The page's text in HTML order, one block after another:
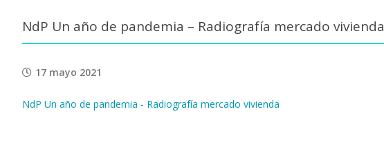
NdP Un año de pandemia – Radiografía mercado vivienda
17 mayo 2021
NdP Un año de pandemia - Radiografía mercado vivienda